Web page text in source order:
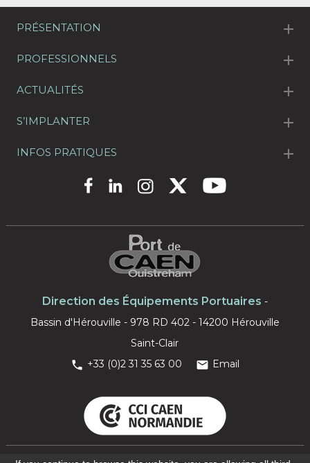
PRÉSENTATION
PROFESSIONNELS
ACTUALITÉS
S’IMPLANTER
INFOS PRATIQUES
Direction des Équipements Portuaires -
Bassin d'Hérouville - 978 RD 402 - 14200 Hérouville
Saint-Clair
 +33 (0)2 31 35 63 00  Email